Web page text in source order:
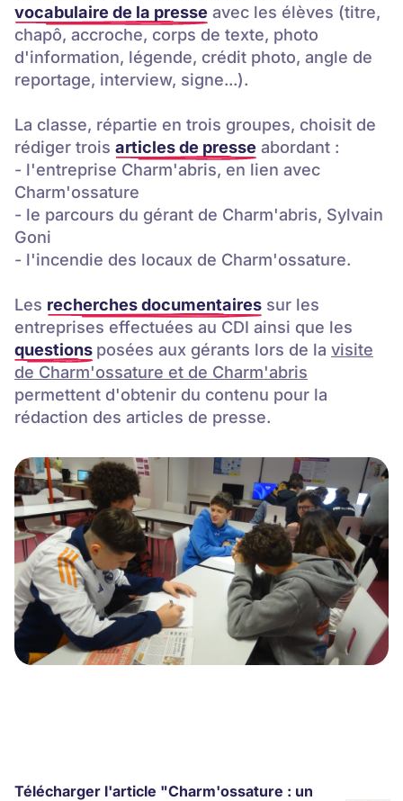
vocabulaire de la presse avec les élèves (titre,
chapô, accroche, corps de texte, photo
d'information, légende, crédit photo, angle de
reportage, interview, signe...).
La classe, répartie en trois groupes, choisit de
rédiger trois articles de presse abordant :
- l'entreprise Charm'abris, en lien avec
Charm'ossature
- le parcours du gérant de Charm'abris, Sylvain
Goni
- l'incendie des locaux de Charm'ossature.
Les recherches documentaires sur les
entreprises effectuées au CDI ainsi que les
questions posées aux gérants lors de la visite
de Charm'ossature et de Charm'abris
permettent d'obtenir du contenu pour la
rédaction des articles de presse.
Télécharger l'article "Charm'ossature : un